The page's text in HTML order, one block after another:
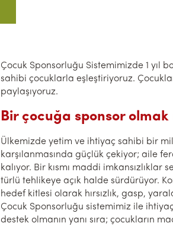
Çocuk Sponsorluğu Sistemimizde 1 yıl
sahibi çocuklarla eşleştiriyoruz.
paylaşıyoruz.
Bir çocuğa sponsor olmak
Ülkemizde yetim ve ihtiyaç sahibi bir
karşılanmasında güçlük çekiyor; aile
kalıyor. Bir kısmı maddi
türlü tehlikeye açık halde sürdürüyor.
hedef kitlesi olarak hırsızlık, gasp,
Çocuk Sponsorluğu sistemimiz ile
destek olmanın yanı sıra; çocukların